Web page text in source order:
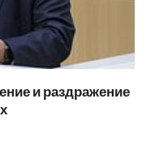
и раздражение